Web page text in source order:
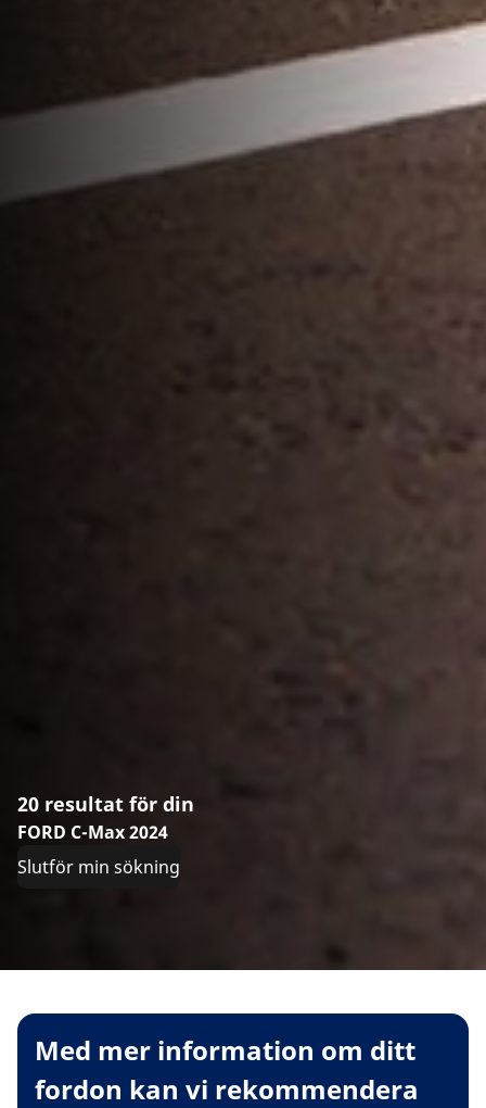
20 resultat för din
FORD C-Max 2024
Slutför min sökning
Med mer information om ditt
fordon kan vi rekommendera